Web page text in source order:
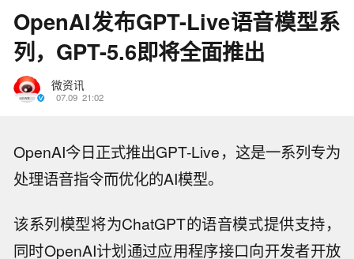
OpenAI发布GPT-Live语音模型系
列，GPT-5.6即将全面推出
微资讯
07.09 21:02
OpenAI今日正式推出GPT-Live，这是一系列专为
处理语音指令而优化的AI模型。
该系列模型将为ChatGPT的语音模式提供支持，
同时OpenAI计划通过应用程序接口向开发者开放